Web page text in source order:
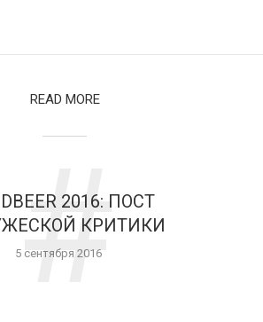
READ MORE
2016: ПОСТ
КРИТИКИ
5 сентября 2016
#